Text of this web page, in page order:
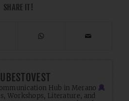
SHARE IT!
Hub in Merano
Workshops, Literature, and